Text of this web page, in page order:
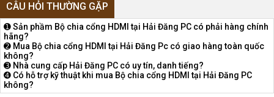
CÂU HỎI THƯỜNG GẶP
➊ Sản phầm Bộ chia cổng HDMI tại Hải Đăng PC có phải hàng chính
hãng?
➋ Mua Bộ chia cổng HDMI tại Hải Đăng Pc có giao hàng toàn quốc
không?
➌ Nhà cung cấp Hải Đăng PC có uy tín, danh tiếng?
➍ Có hỗ trợ kỹ thuật khi mua Bộ chia cổng HDMI tại Hải Đăng PC
không?